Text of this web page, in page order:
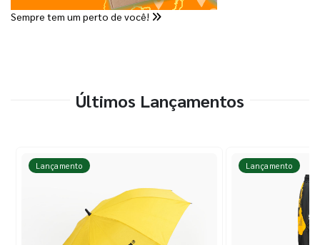
Sempre tem um perto de você!
Últimos Lançamentos
Lançamento Lançamento